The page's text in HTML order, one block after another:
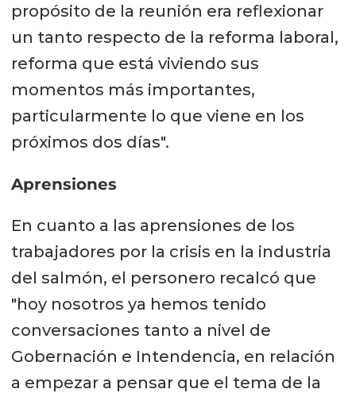
propósito de la reunión era reflexionar
un tanto respecto de la reforma laboral,
reforma que está viviendo sus
momentos más importantes,
particularmente lo que viene en los
próximos dos días".
Aprensiones
En cuanto a las aprensiones de los
trabajadores por la crisis en la industria
del salmón, el personero recalcó que
"hoy nosotros ya hemos tenido
conversaciones tanto a nivel de
Gobernación e Intendencia, en relación
a empezar a pensar que el tema de la